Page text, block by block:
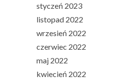
styczeń 2023
listopad 2022
wrzesień 2022
czerwiec 2022
maj 2022
kwiecień 2022